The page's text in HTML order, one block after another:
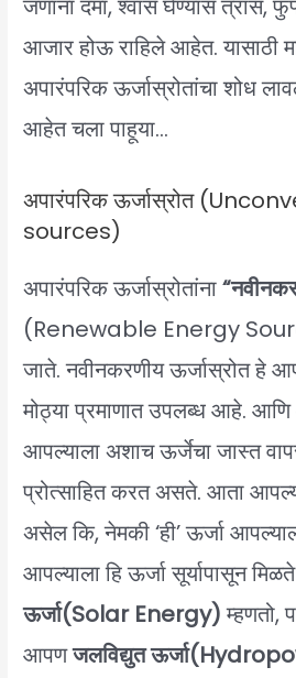
जणांना दमा, श्वास घेण्यास त्रास,
आजार होऊ राहिले आहेत. यासाठी
अपारंपरिक ऊर्जास्रोतांचा शोध
आहेत चला पाहूया…
अपारंपरिक ऊर्जास्रोत
sources)
अपारंपरिक ऊर्जास्रोतांना
(Renewable Energy
जाते. नवीनकरणीय ऊर्जास्रोत हे
मोठ्या प्रमाणात उपलब्ध आहे.
आपल्याला अशाच ऊर्जेचा जास्त
प्रोत्साहित करत असते. आता
असेल कि, नेमकी ‘ही’ ऊर्जा
आपल्याला हि ऊर्जा सूर्यापासून
ऊर्जा(Solar Energy)म्हणतो,
आपणजलविद्युत